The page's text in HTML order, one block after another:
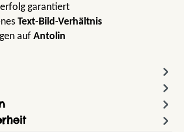
garantiert
Text-Bild-Verhältnis
auf Antolin